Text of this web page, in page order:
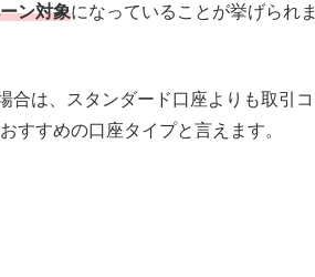
ン対象になっていることが挙げられま
合は、スタンダード口座よりも取引コ
すすめの口座タイプと言えます。